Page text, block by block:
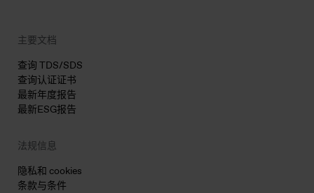
主要文档
查询 TDS/SDS
查询认证证书
最新年度报告
最新ESG报告
法规信息
隐私和 cookies
条款与条件